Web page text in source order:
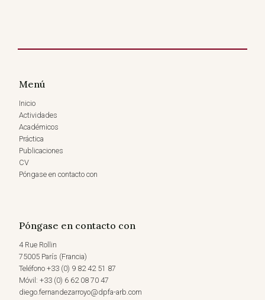
Menú
Inicio
Actividades
Académicos
Práctica
Publicaciones
CV
Póngase en contacto con
Póngase en contacto con
4 Rue Rollin
75005 París (Francia)
Teléfono +33 (0) 9 82 42 51 87
Móvil: +33 (0) 6 62 08 70 47
diego.fernandezarroyo@dpfa-arb.com